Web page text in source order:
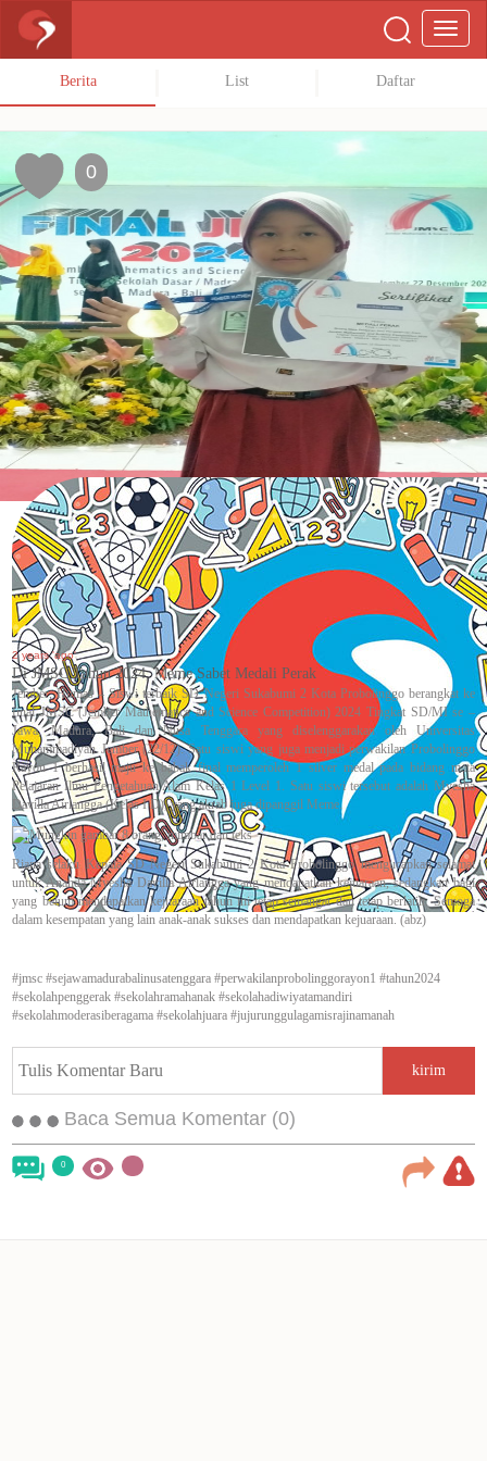
Berita List Daftar
0
Akh. Baktiyar Z
2 years 'ago'
Di JMSC Tahun 2024, Meme Sabet Medali Perak
Jember, Humas – Siswi terbaik SD Negeri Sukabumi 2 Kota Probolinggo berangkat ke
final JMSC (Jember Mathematics and Science Competition) 2024 Tingkat SD/MI se –
Jawa, Madura, Bali dan Nusa Tenggara yang diselenggarakan oleh Universitas
Muhammadiyah Jember (22/12). Satu siswi yang juga menjadi perwakilan Probolinggo
Rayon 1 berhasil maju ke babak final memperoleh 1 silver medal pada bidang mata
Pelajaran Ilmu Pengetahuan Alam Kelas 1 Level 1. Satu siswi tersebut adalah Myesha
Davilla Airlangga (Kelas I D), yang akrab juga dipanggil Meme.
Riana selaku Kepala SD Negeri Sukabumi 2 Kota Probolinggo mengucapkan selamat
untuk Ananda Myesha Davilla Airlangga yang mendapatkan kejuaraan, sedangkan bagi
yang belum mendapatkan kejuaraan tahun ini tetap semangat dan tetap berlatih. Semoga
dalam kesempatan yang lain anak-anak sukses dan mendapatkan kejuaraan. (abz)
#jmsc #sejawamadurabalinusatenggara #perwakilanprobolinggorayon1 #tahun2024
#sekolahpenggerak #sekolahramahanak #sekolahadiwiyatamandiri
#sekolahmoderasiberagama #sekolahjuara #jujurunggulagamisrajinamanah
kirim
Baca Semua Komentar (0)
0